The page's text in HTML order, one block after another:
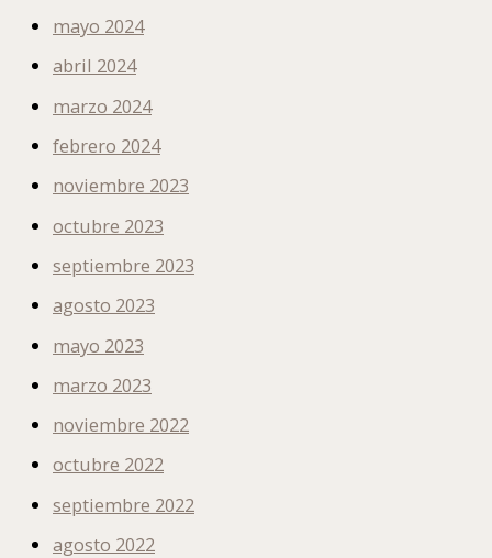
mayo 2024
abril 2024
marzo 2024
febrero 2024
noviembre 2023
octubre 2023
septiembre 2023
agosto 2023
mayo 2023
marzo 2023
noviembre 2022
octubre 2022
septiembre 2022
agosto 2022